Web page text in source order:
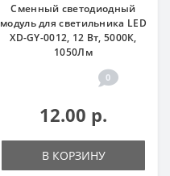
Сменный светодиодный
модуль для светильника LED
XD-GY-0012, 12 Вт, 5000К,
1050Лм
0
12.00 р.
В КОРЗИНУ